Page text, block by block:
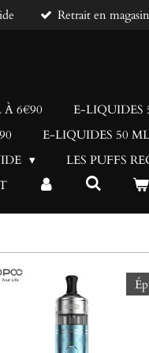
Retrait en magasin
À 6€90 E-LIQUIDES
E-LIQUIDES 50
LES PUFFS